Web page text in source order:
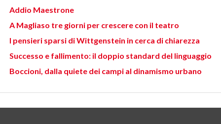
Addio Maestrone
A Magliaso tre giorni per crescere con il teatro
I pensieri sparsi di Wittgenstein in cerca di chiarezza
Successo e fallimento: il doppio standard del linguaggio
Boccioni, dalla quiete dei campi al dinamismo urbano